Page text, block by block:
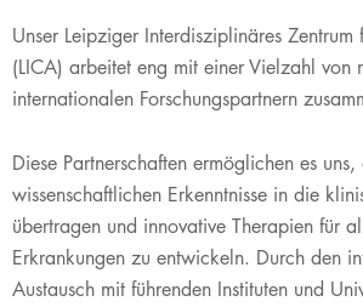
​​Unser Leipziger Interdisziplinäres
(LICA) arbeitet eng mit einer Vielzahl von
internationalen Forschungspartnern
Diese Partnerschaften ermöglichen es uns,
wissenschaftlichen Erkenntnisse in die
übertragen und innovative Therapien für
Erkrankungen zu entwickeln. Durch den
Austausch mit führenden Instituten und